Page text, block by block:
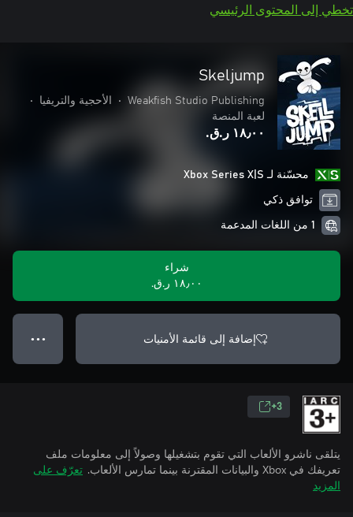
تخطي إلى المحتوى الرئيسي
Skeljump
Weakfish Studio Publishing
• الأحجية والتريفيا
•
لعبة المنصة
١٨٫٠٠ ر.ق.‏
محسّنة لـ Xbox Series X|S
توافق ذكي
1 من اللغات المدعمة
شراء
١٨٫٠٠ ر.ق.‏
إضافة إلى قائمة الأمنيات ● ● ●
3+
يتلقى ناشرو الألعاب التي تقوم بتشغيلها وصولاً إلى معلومات ملف
تعريفك في Xbox والبيانات المقترنة بينما تمارس الألعاب.
تعرّف على
المزيد